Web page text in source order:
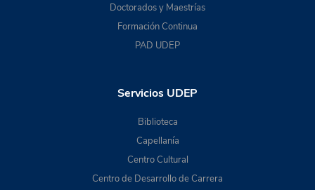
Doctorados y Maestrías
Formación Continua
PAD UDEP
Servicios UDEP
Biblioteca
Capellanía
Centro Cultural
Centro de Desarrollo de Carrera